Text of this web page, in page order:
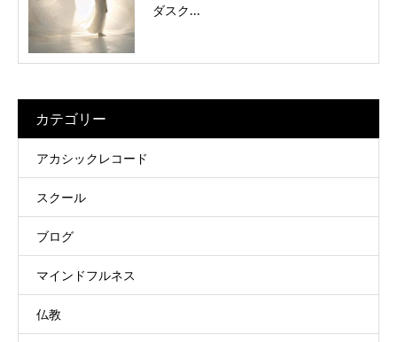
ダスク...
カテゴリー
アカシックレコード
スクール
ブログ
マインドフルネス
仏教